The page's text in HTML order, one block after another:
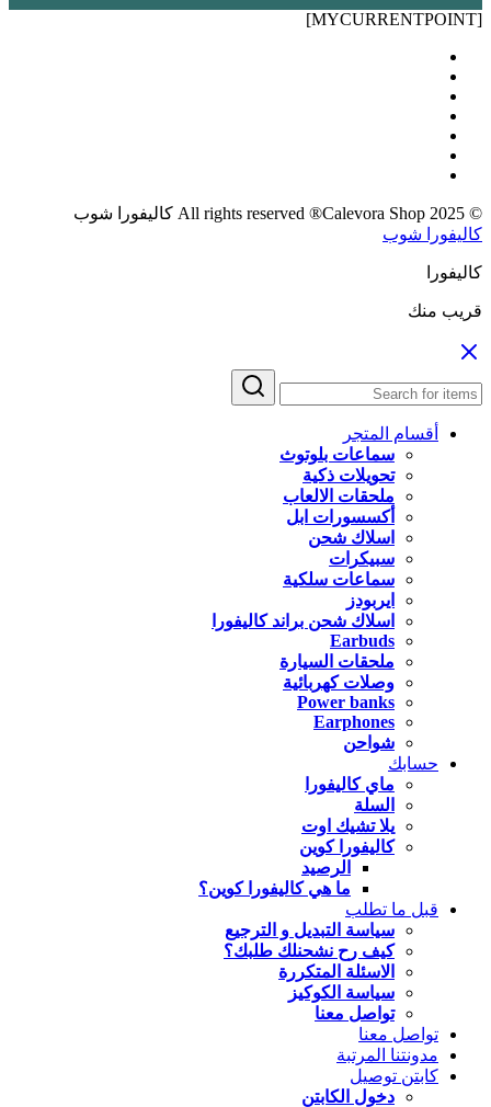
[MYCURRENTPOINT]
© 2025 All rights reserved ®Calevora Shop كاليفورا شوب
كاليفورا شوب
كاليفورا
قريب منك
أقسام المتجر
سماعات بلوتوث
تحويلات ذكية
ملحقات الالعاب
أكسسورات ابل
اسلاك شحن
سبيكرات
سماعات سلكية
ايربودز
اسلاك شحن براند كاليفورا
Earbuds
ملحقات السيارة
وصلات كهربائية
Power banks
Earphones
شواحن
حسابك
ماي كاليفورا
السلة
يلا تشيك اوت
كاليفورا كوين
الرصيد
ما هي كاليفورا كوين؟
قبل ما تطلب
سياسة التبديل و الترجيع
كيف رح نشحنلك طلبك؟
الاسئلة المتكررة
سياسة الكوكيز
تواصل معنا
تواصل معنا
مدونتنا المرتبة
كابتن توصيل
دخول الكابتن